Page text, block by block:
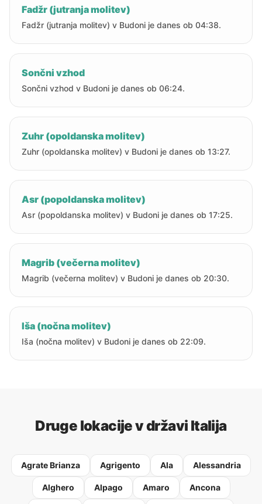
Fadžr (jutranja molitev)
Fadžr (jutranja molitev) v Budoni je danes ob 04:38.
Sončni vzhod
Sončni vzhod v Budoni je danes ob 06:24.
Zuhr (opoldanska molitev)
Zuhr (opoldanska molitev) v Budoni je danes ob 13:27.
Asr (popoldanska molitev)
Asr (popoldanska molitev) v Budoni je danes ob 17:25.
Magrib (večerna molitev)
Magrib (večerna molitev) v Budoni je danes ob 20:30.
Iša (nočna molitev)
Iša (nočna molitev) v Budoni je danes ob 22:09.
Druge lokacije v državi Italija
Agrate Brianza Agrigento Ala Alessandria
Alghero Alpago Amaro Ancona